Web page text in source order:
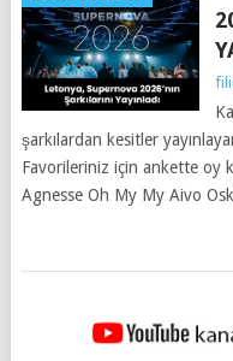
şarkılardan kesitler
Favorileriniz için ankette oy
Agnesse Oh My My Aivo
YAZILAR